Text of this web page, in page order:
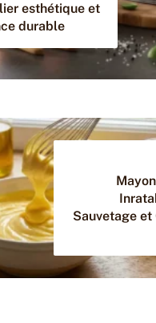
esthétique et
durable
Sauvetage et